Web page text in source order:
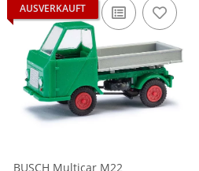
AUSVERKAUFT
BUSCH Multicar M22